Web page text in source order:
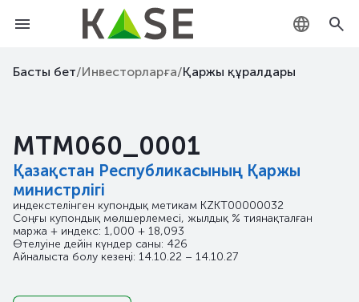
KZ
Басты бет/Инвесторларға/Қаржы құралдары
MTM060_0001
Қазақстан Республикасының Қаржы
министрлігі
индекстелінген купондық метикам KZKT00000032
Соңғы купондық мөлшерлемесі, жылдық % тиянақталған
маржа + индекс: 1,000 + 18,093
Өтелуіне дейін күндер саны: 426
Айналыста болу кезеңі: 14.10.22 – 14.10.27